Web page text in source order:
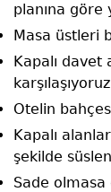
planına
Masa üstleri
Kapalı
Otelin
Kapalı
şekilde
Sade